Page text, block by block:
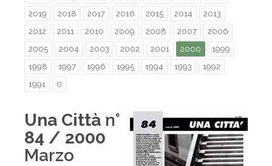
2019
2018 2017 2016 2015 2014
2013
2012
2011 2010 2009 2008 2007
2006
2005
2004 2003 2002 2001 2000
1999
1998
1997 1996 1995 1994 1993
1992
1991
0
Una Città n°
84 / 2000
Marzo